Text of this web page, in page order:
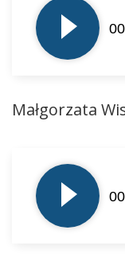
plików
dźwiękowych
Małgorzata
plików
dźwiękowych